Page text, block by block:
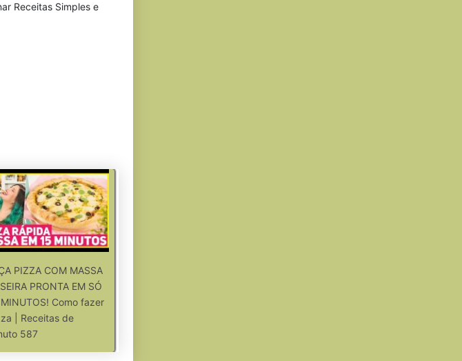
Receitas Simples e
PIZZA COM MASSA
PRONTA EM SÓ
Como fazer
| Receitas de
587